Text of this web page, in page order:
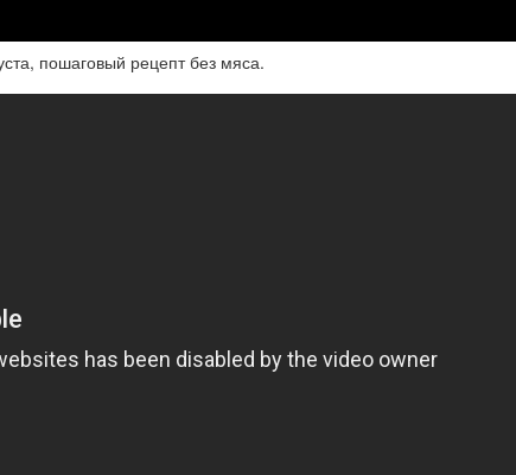
пошаговый рецепт без мяса.